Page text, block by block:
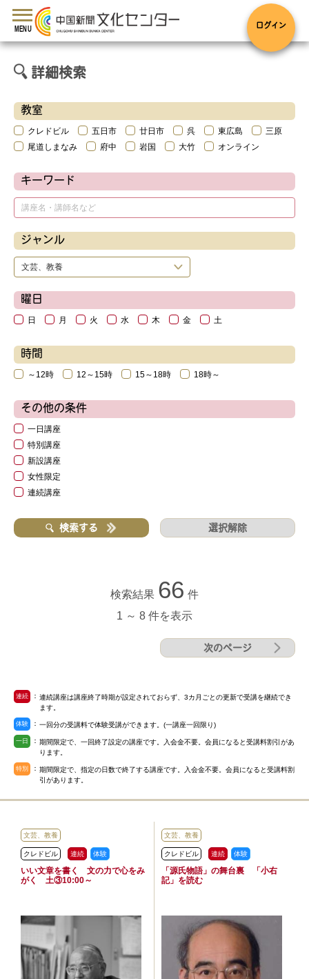
toggle
navigation
MENU ログイン
詳細検索
教室
クレドビル 五日市 廿日市 呉 東広島
三原
尾道しまなみ
府中 岩国 大竹 オンライン
キーワード
ジャンル
曜日
日 月 火 水 木 金 土
時間
～12時 12～15時 15～18時 18時～
その他の条件
一日講座
特別講座
新設講座
女性限定
連続講座
検索する 選択解除
検索結果 66 件
1 ～ 8 件を表示
次のページ
連続 ： 連続講座は講座終了時期が設定されておらず、3カ月ごとの更新で受講を継続でき
ます。
体験 ： 一回分の受講料で体験受講ができます。(一講座一回限り)
一日 ： 期間限定で、一回終了設定の講座です。入会金不要。会員になると受講料割引があ
ります。
特別 ： 期間限定で、指定の日数で終了する講座です。入会金不要。会員になると受講料割
引があります。
文芸、教養
クレドビル 連続 体験
いい文章を書く 文の力で心をみ
がく 土③10:00～
文芸、教養
クレドビル 連続 体験
「源氏物語」の舞台裏 「小右
記」を読む